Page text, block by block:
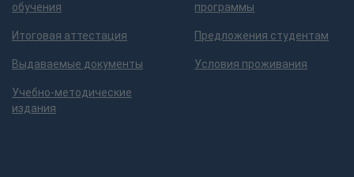
обучения
Итоговая аттестация
Выдаваемые документы
Учебно-методические
издания
программы
Предложения студентам
Условия проживания